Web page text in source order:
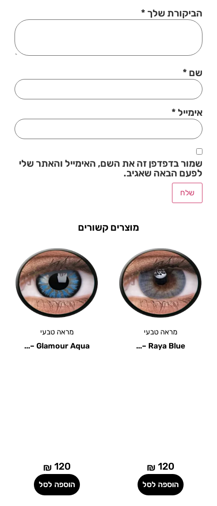
הביקורת שלך *
שם *
אימייל *
שמור בדפדפן זה את השם, האימייל והאתר שלי
לפעם הבאה שאגיב.
מוצרים קשורים
Glamour Aqua –...
Aqua –...